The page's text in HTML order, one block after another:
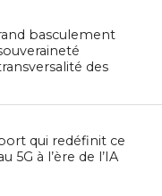
basculement
des
qui redéfinit ce
5G à l’ère de l’IA